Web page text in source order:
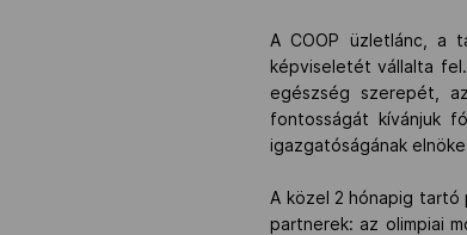
A COOP üzletlánc, a
képviseletét vállalta
egészség szerepét,
fontosságát kívánjuk
igazgatóságának
A közel 2 hónapig tartó
partnerek: az olimpiai